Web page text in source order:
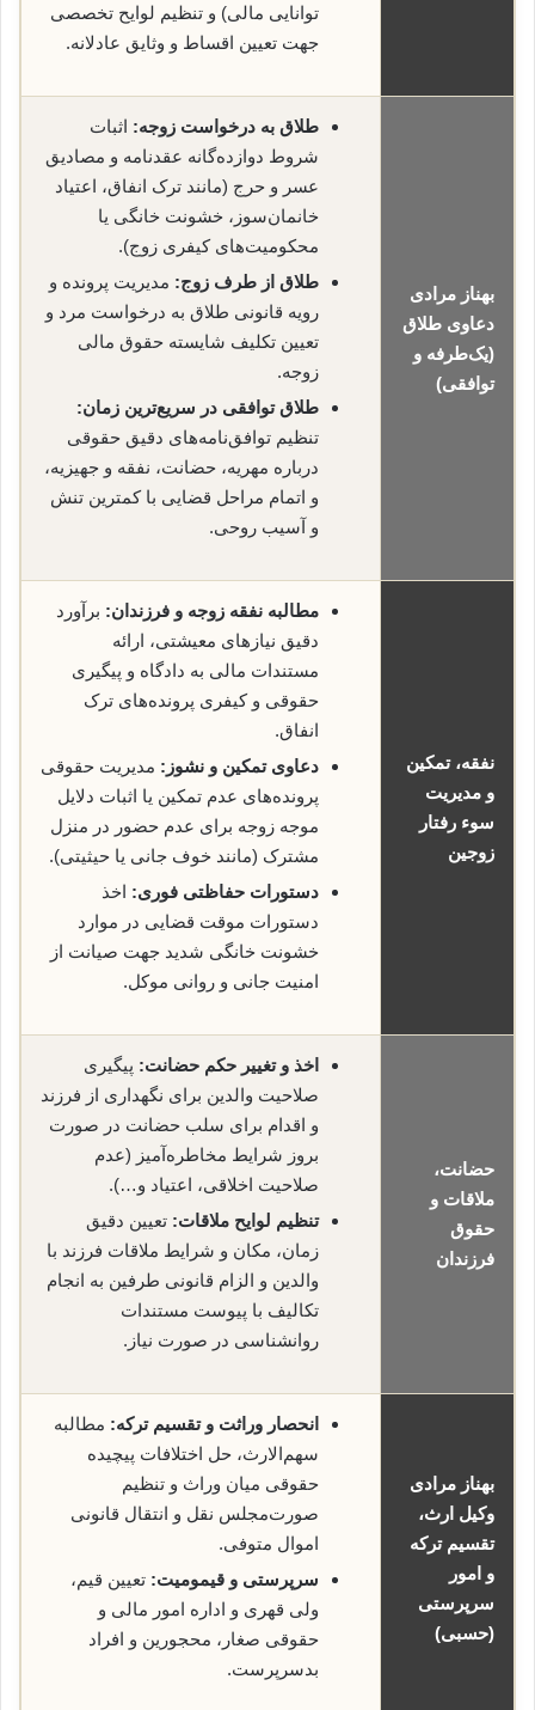
توانایی مالی) و تنظیم لوایح تخصصی
جهت تعیین اقساط و وثایق عادلانه.
بهناز مرادی
دعاوی طلاق
(یک‌طرفه و
توافقی)
طلاق به درخواست زوجه: اثبات
شروط دوازده‌گانه عقدنامه و مصادیق
عسر و حرج (مانند ترک انفاق، اعتیاد
خانمان‌سوز، خشونت خانگی یا
محکومیت‌های کیفری زوج).
طلاق از طرف زوج: مدیریت پرونده و
رویه قانونی طلاق به درخواست مرد و
تعیین تکلیف شایسته حقوق مالی
زوجه.
طلاق توافقی در سریع‌ترین زمان:
تنظیم توافق‌نامه‌های دقیق حقوقی
درباره مهریه، حضانت، نفقه و جهیزیه،
و اتمام مراحل قضایی با کمترین تنش
و آسیب روحی.
نفقه، تمکین
و مدیریت
سوء رفتار
زوجین
مطالبه نفقه زوجه و فرزندان: برآورد
دقیق نیازهای معیشتی، ارائه
مستندات مالی به دادگاه و پیگیری
حقوقی و کیفری پرونده‌های ترک
انفاق.
دعاوی تمکین و نشوز: مدیریت حقوقی
پرونده‌های عدم تمکین یا اثبات دلایل
موجه زوجه برای عدم حضور در منزل
مشترک (مانند خوف جانی یا حیثیتی).
دستورات حفاظتی فوری: اخذ
دستورات موقت قضایی در موارد
خشونت خانگی شدید جهت صیانت از
امنیت جانی و روانی موکل.
حضانت،
ملاقات و
حقوق
فرزندان
اخذ و تغییر حکم حضانت: پیگیری
صلاحیت والدین برای نگهداری از فرزند
و اقدام برای سلب حضانت در صورت
بروز شرایط مخاطره‌آمیز (عدم
صلاحیت اخلاقی، اعتیاد و…).
تنظیم لوایح ملاقات: تعیین دقیق
زمان، مکان و شرایط ملاقات فرزند با
والدین و الزام قانونی طرفین به انجام
تکالیف با پیوست مستندات
روانشناسی در صورت نیاز.
بهناز مرادی
وکیل ارث،
تقسیم ترکه
و امور
سرپرستی
(حسبی)
انحصار وراثت و تقسیم ترکه: مطالبه
سهم‌الارث، حل اختلافات پیچیده
حقوقی میان وراث و تنظیم
صورت‌مجلس نقل و انتقال قانونی
اموال متوفی.
سرپرستی و قیمومیت: تعیین قیم،
ولی قهری و اداره امور مالی و
حقوقی صغار، محجورین و افراد
بدسرپرست.